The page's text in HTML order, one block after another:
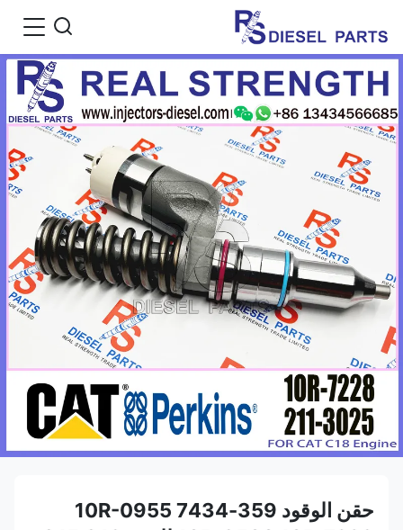
حقن الوقود 359-7434 10R-0955